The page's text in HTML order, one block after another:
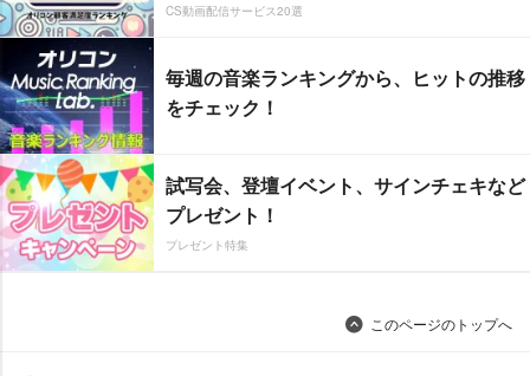
CS動画配信サービス20選
毎週の音楽ランキングから、ヒットの推移
をチェック！
試写会、登壇イベント、サインチェキなど
プレゼント！
プレゼント特集
このページのトップへ